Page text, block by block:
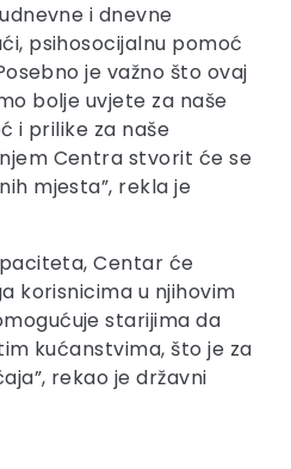
i dnevne
psihosocijalnu pomoć
je važno što ovaj
bolje uvjete za naše
i prilike za naše
Centra stvorit će se
mjesta”, rekla je
Centar će
korisnicima u njihovim
starijima da
kućanstvima, što je za
rekao je državni